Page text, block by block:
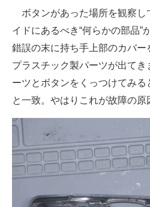
ボタンがあった場所を観察し
イドにあるべき“何らかの部品”
錯誤の末に持ち手上部のカバ
プラスチック製パーツが出て
ーツとボタンをくっつけてみる
と一致。やはりこれが故障の原